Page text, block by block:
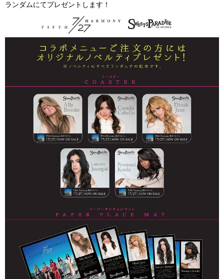
ランダムにてプレゼントします！